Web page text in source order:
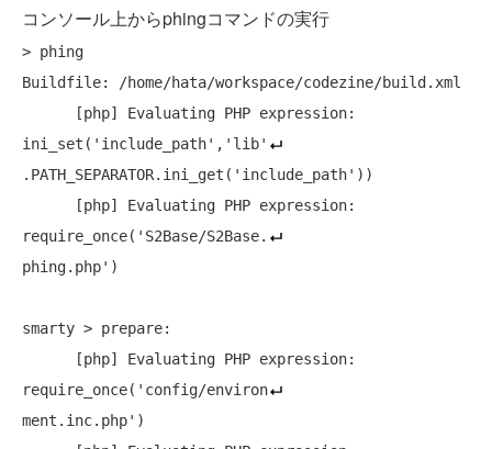
コンソール上からphingコマンドの実行
> phing
Buildfile: /home/hata/workspace/codezine/build.xml
ini_set('include_path','lib'
.PATH_SEPARATOR.ini_get('include_path'))
require_once('S2Base/S2Base.
phing.php')
smarty > prepare:
require_once('config/environ
ment.inc.php')